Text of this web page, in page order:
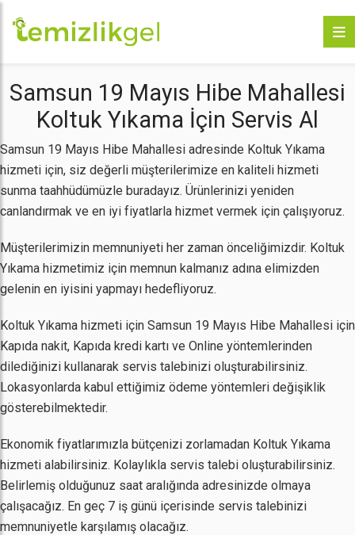
Samsun 19 Mayıs Hibe Mahallesi
Koltuk Yıkama İçin Servis Al
Samsun 19 Mayıs Hibe Mahallesi adresinde Koltuk Yıkama
hizmeti için, siz değerli müşterilerimize en kaliteli hizmeti
sunma taahhüdümüzle buradayız. Ürünlerinizi yeniden
canlandırmak ve en iyi fiyatlarla hizmet vermek için çalışıyoruz.
Müşterilerimizin memnuniyeti her zaman önceliğimizdir. Koltuk
Yıkama hizmetimiz için memnun kalmanız adına elimizden
gelenin en iyisini yapmayı hedefliyoruz.
Koltuk Yıkama hizmeti için Samsun 19 Mayıs Hibe Mahallesi için
Kapıda nakit, Kapıda kredi kartı ve Online yöntemlerinden
dilediğinizi kullanarak servis talebinizi oluşturabilirsiniz.
Lokasyonlarda kabul ettiğimiz ödeme yöntemleri değişiklik
gösterebilmektedir.
Ekonomik fiyatlarımızla bütçenizi zorlamadan Koltuk Yıkama
hizmeti alabilirsiniz. Kolaylıkla servis talebi oluşturabilirsiniz.
Belirlemiş olduğunuz saat aralığında adresinizde olmaya
çalışacağız. En geç 7 iş günü içerisinde servis talebinizi
memnuniyetle karşılamış olacağız.